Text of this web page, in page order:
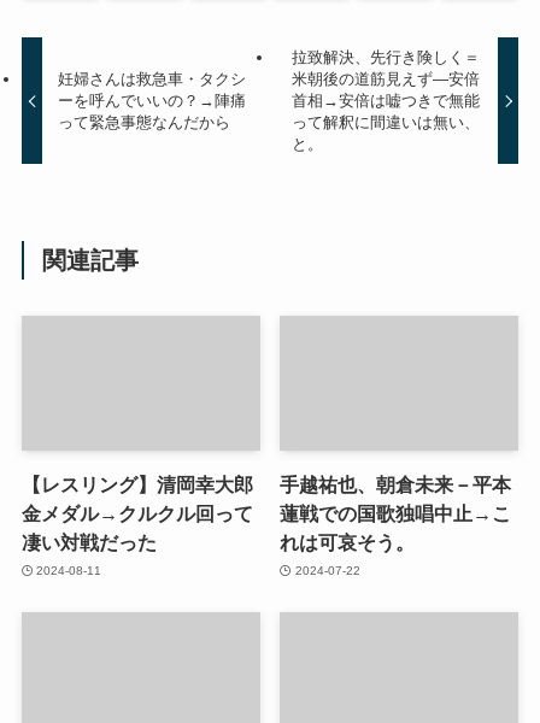
妊婦さんは救急車・タクシ
ーを呼んでいいの？→陣痛
って緊急事態なんだから
拉致解決、先行き険しく＝
米朝後の道筋見えず―安倍
首相→安倍は嘘つきで無能
って解釈に間違いは無い、
と。
関連記事
【レスリング】清岡幸大郎
金メダル→クルクル回って
凄い対戦だった
2024-08-11
手越祐也、朝倉未来－平本
蓮戦での国歌独唱中止→こ
れは可哀そう。
2024-07-22